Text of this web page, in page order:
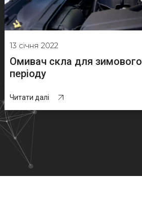
13 січня 2022
Омивач скла для зимового
періоду
Читати далі